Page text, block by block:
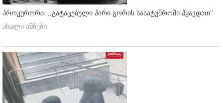
პროკურორი: ,,გატაცებული პირი გორის სასატუმროში ჰყავდათ''
ახალი ამბები